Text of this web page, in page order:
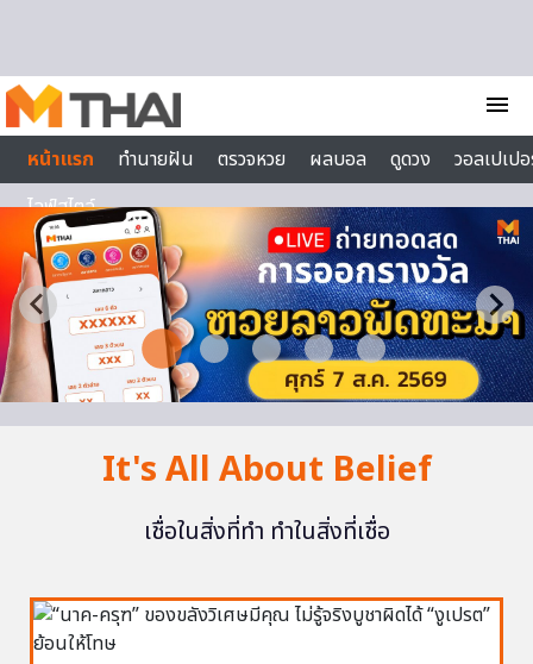
menu
หน้าแรก
ทำนายฝัน ตรวจหวย ผลบอล ดูดวง
วอลเปเป
ไลฟ์สไตล์
It's All About Belief
เชื่อในสิ่งที่ทำ ทำในสิ่งที่เชื่อ